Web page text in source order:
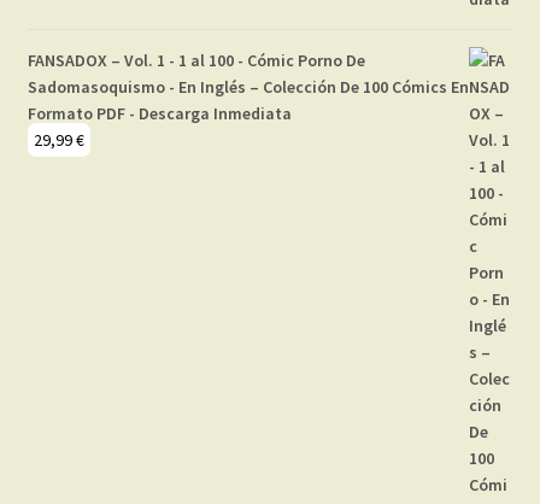
FANSADOX – Vol. 1 - 1 al 100 - Cómic Porno De
Sadomasoquismo - En Inglés – Colección De 100 Cómics En
Formato PDF - Descarga Inmediata
29,99€